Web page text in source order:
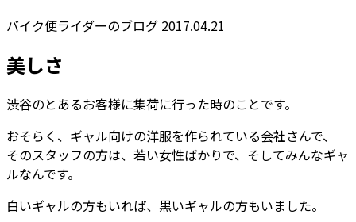
バイク便ライダーのブログ 2017.04.21
美しさ
渋谷のとあるお客様に集荷に行った時のことです。
おそらく、ギャル向けの洋服を作られている会社さんで、
そのスタッフの方は、若い女性ばかりで、そしてみんなギャ
ルなんです。
白いギャルの方もいれば、黒いギャルの方もいました。